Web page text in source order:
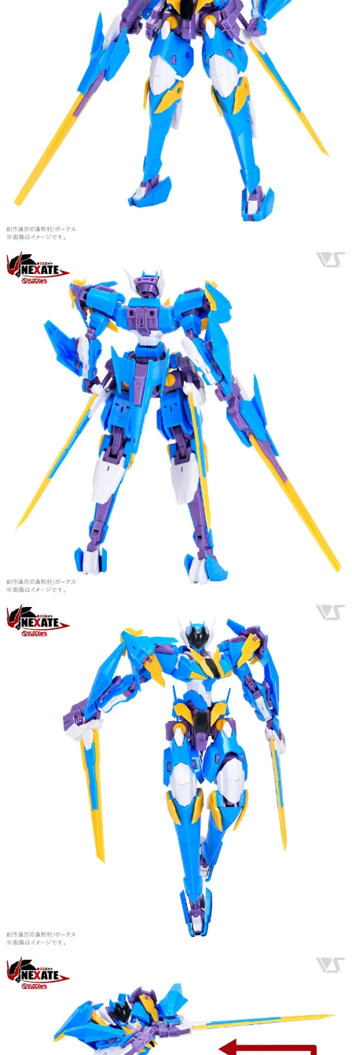
資料（包含姓名、電話或地址）提供予台灣大哥大進項蒐集、處理及利用，
由本公司與您本人進行分期帳單所需資料之確認、核對及更正。
3.完整用戶服務條款，請詳閱以下連結：https://oppay.tw/userRule
每筆NT$120，滿NT$3,000(含以上)免運費
現貨-宅配(離島)
每筆NT$160，滿NT$3,000(含以上)免運費
東海門市自取，需自備購物袋取貨唷。